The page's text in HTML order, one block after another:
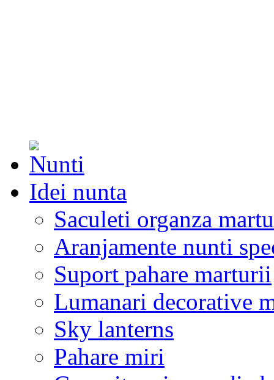
Idei nunta
Saculeti organza
Aranjamente nunti
Suport pahare marturii
Lumanari decorative
Sky lanterns
Pahare miri